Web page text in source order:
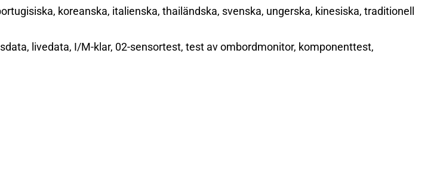
koreanska, italienska, thailändska, svenska, ungerska, kinesiska, traditionell
livedata, I/M-klar, 02-sensortest, test av ombordmonitor, komponenttest,